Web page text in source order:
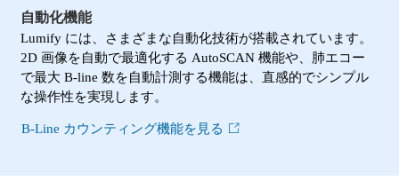
自動化機能
Lumify には、さまざまな自動化技術が搭載されています。
2D 画像を自動で最適化する AutoSCAN 機能や、肺エコー
で最大 B-line 数を自動計測する機能は、直感的でシンプル
な操作性を実現します。
B-Line カウンティング機能を見る